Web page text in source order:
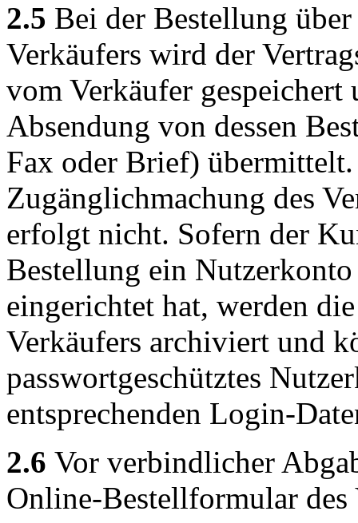
2.5 Bei der Bestellung
Verkäufers wird der
vom Verkäufer gespeichert
Absendung von dessen
Fax oder Brief)
Zugänglichmachung des
erfolgt nicht. Sofern der
Bestellung ein
eingerichtet hat, werden
Verkäufers archiviert und
passwortgeschütztes
entsprechenden Login-
2.6 Vor verbindlicher
Online-Bestellformular